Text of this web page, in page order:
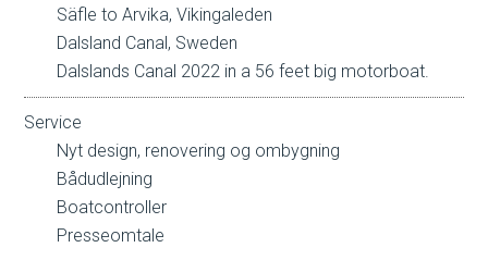
Säfle to Arvika, Vikingaleden
Dalsland Canal, Sweden
Dalslands Canal 2022 in a 56 feet big motorboat.
Service
Nyt design, renovering og ombygning
Bådudlejning
Boatcontroller
Presseomtale